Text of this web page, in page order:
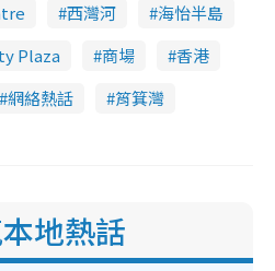
西灣河
海怡半島
Plaza
商場
香港
網絡熱話
筲箕灣
地熱話